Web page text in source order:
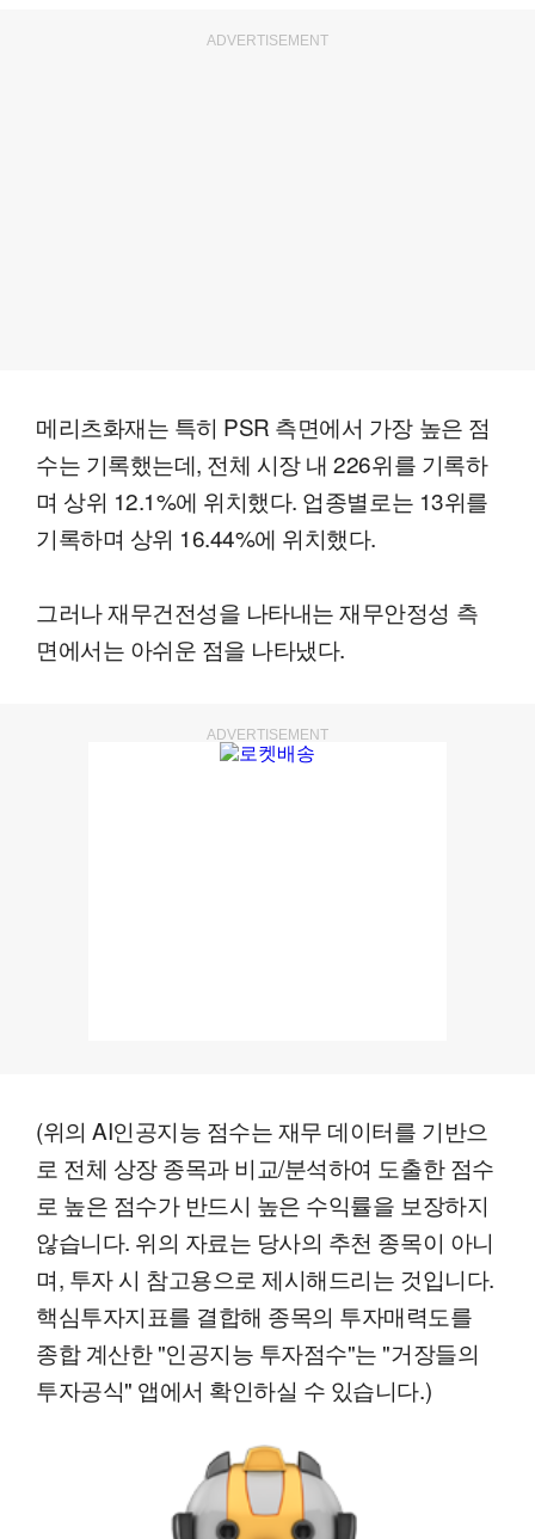
ADVERTISEMENT
메리츠화재는 특히 PSR 측면에서 가장 높은 점
수는 기록했는데, 전체 시장 내 226위를 기록하
며 상위 12.1%에 위치했다. 업종별로는 13위를
기록하며 상위 16.44%에 위치했다.
그러나 재무건전성을 나타내는 재무안정성 측
면에서는 아쉬운 점을 나타냈다.
ADVERTISEMENT
(위의 AI인공지능 점수는 재무 데이터를 기반으
로 전체 상장 종목과 비교/분석하여 도출한 점수
로 높은 점수가 반드시 높은 수익률을 보장하지
않습니다. 위의 자료는 당사의 추천 종목이 아니
며, 투자 시 참고용으로 제시해드리는 것입니다.
핵심투자지표를 결합해 종목의 투자매력도를
종합 계산한 "인공지능 투자점수"는 "거장들의
투자공식" 앱에서 확인하실 수 있습니다.)